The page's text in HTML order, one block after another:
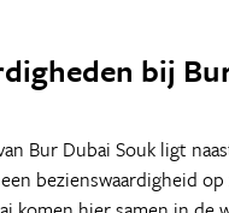
bij
Bur Dubai Souk ligt
bezienswaardigheid